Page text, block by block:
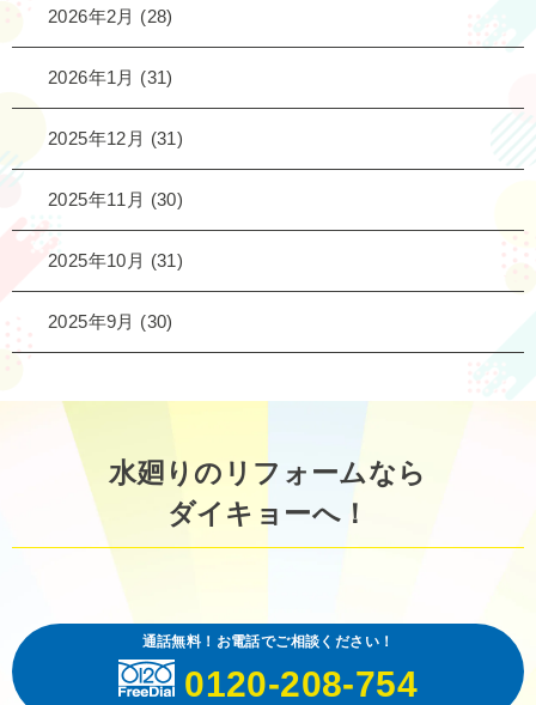
2026年2月 (28)
2026年1月 (31)
2025年12月 (31)
2025年11月 (30)
2025年10月 (31)
2025年9月 (30)
水廻りのリフォームなら
ダイキョーへ！
通話無料！お電話でご相談ください！
0120-208-754